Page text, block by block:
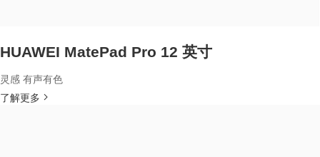
HUAWEI MatePad Pro 12 英寸
灵感 有声有色
了解更多